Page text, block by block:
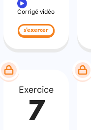
Corrigé vidéo
s'exercer
Exercice
7